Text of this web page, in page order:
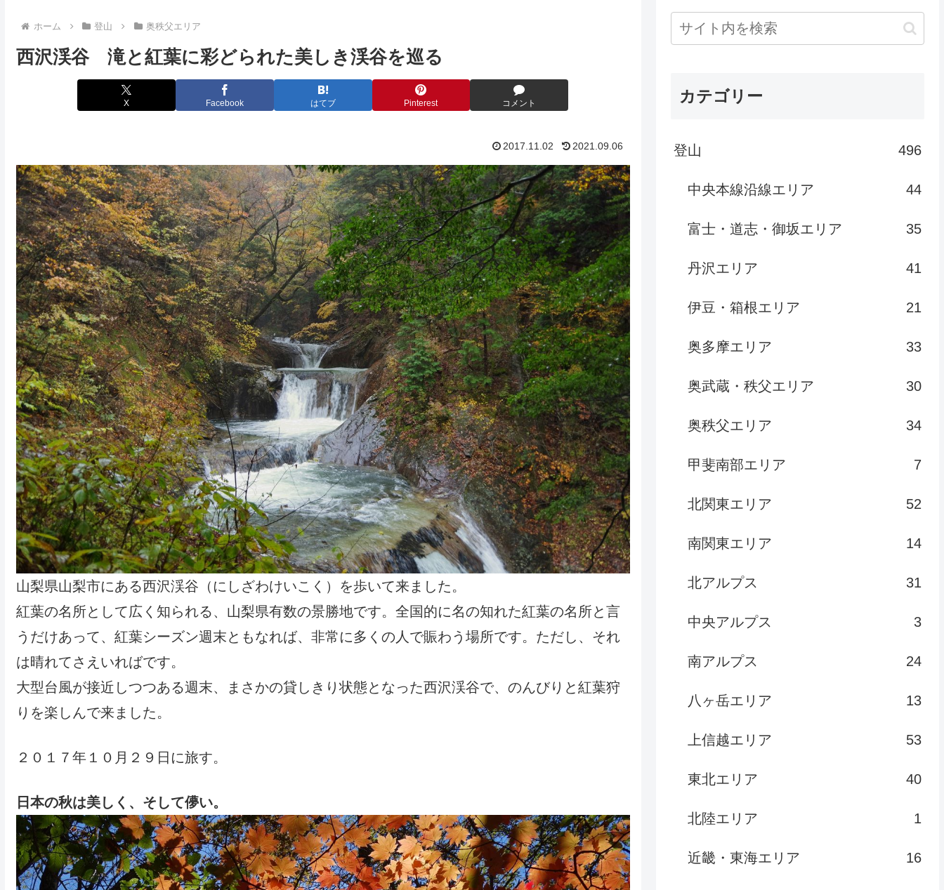
ホーム 登山 奥秩父エリア
西沢渓谷 滝と紅葉に彩どられた美しき渓谷を巡る
X Facebook はてブ Pinterest コメント
2017.11.02 2021.09.06
山梨県山梨市にある西沢渓谷（にしざわけいこく）を歩いて来ました。
紅葉の名所として広く知られる、山梨県有数の景勝地です。全国的に名の知れた紅葉の名所と言
うだけあって、紅葉シーズン週末ともなれば、非常に多くの人で賑わう場所です。ただし、それ
は晴れてさえいればです。
大型台風が接近しつつある週末、まさかの貸しきり状態となった西沢渓谷で、のんびりと紅葉狩
りを楽しんで来ました。
２０１７年１０月２９日に旅す。
日本の秋は美しく、そして儚い。
カテゴリー
登山 496
中央本線沿線エリア 44
富士・道志・御坂エリア 35
丹沢エリア 41
伊豆・箱根エリア 21
奥多摩エリア 33
奥武蔵・秩父エリア 30
奥秩父エリア 34
甲斐南部エリア 7
北関東エリア 52
南関東エリア 14
北アルプス 31
中央アルプス 3
南アルプス 24
八ヶ岳エリア 13
上信越エリア 53
東北エリア 40
北陸エリア 1
近畿・東海エリア 16